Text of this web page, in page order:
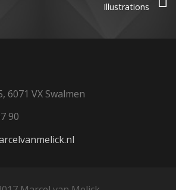
Illustrations
6071 VX Swalmen
90